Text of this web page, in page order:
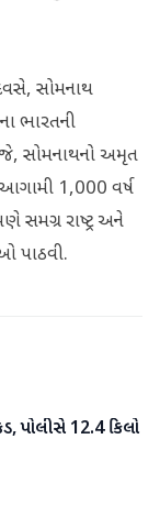
સોમનાથ
ભારતની
સોમનાથનો અમૃત
1,000 વર્ષ
રાષ્ટ્ર અને
પાઠવી.
પોલીસે 12.4 કિલો